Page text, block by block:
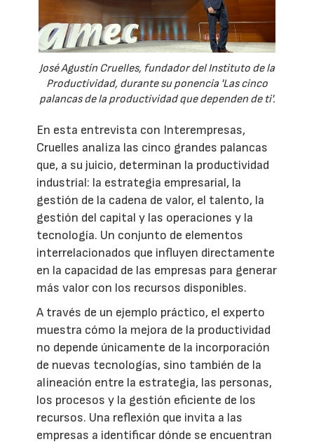
José Agustín Cruelles, fundador del Instituto de la
Productividad, durante su ponencia 'Las cinco
palancas de la productividad que dependen de ti'.
En esta entrevista con Interempresas,
Cruelles analiza las cinco grandes palancas
que, a su juicio, determinan la productividad
industrial: la estrategia empresarial, la
gestión de la cadena de valor, el talento, la
gestión del capital y las operaciones y la
tecnología. Un conjunto de elementos
interrelacionados que influyen directamente
en la capacidad de las empresas para generar
más valor con los recursos disponibles.
A través de un ejemplo práctico, el experto
muestra cómo la mejora de la productividad
no depende únicamente de la incorporación
de nuevas tecnologías, sino también de la
alineación entre la estrategia, las personas,
los procesos y la gestión eficiente de los
recursos. Una reflexión que invita a las
empresas a identificar dónde se encuentran